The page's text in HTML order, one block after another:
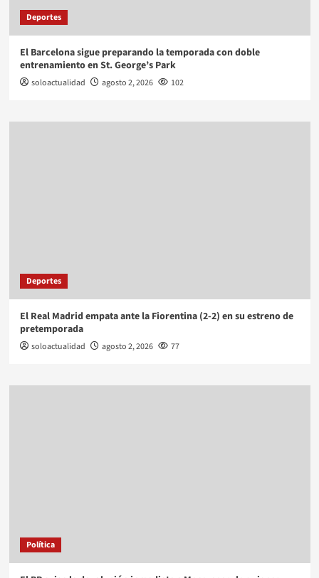
Deportes
El Barcelona sigue preparando la temporada con doble
entrenamiento en St. George’s Park
soloactualidad agosto 2, 2026 102
Deportes
El Real Madrid empata ante la Fiorentina (2-2) en su estreno de
pretemporada
soloactualidad agosto 2, 2026 77
Política